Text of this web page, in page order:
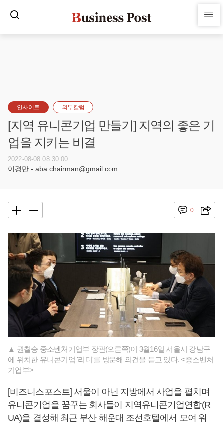
인사이트 외부칼럼
[지역 유니콘기업 만들기] 지역의 좋은 기
업을 지키는 비결
2022-08-08 08:30:00
이경만 - aba.chairman@gmail.com
0
▲ 권칠승 중소벤처기업부 장관(오른쪽)이 3월16일 서울시 강남구
에 위치한 유니콘기업 '리디'를 방문해 의견을 듣고 있다. <중소벤처
기업부>
[비즈니스포스트] 서울이 아닌 지방에서 사업을 펼치며
유니콘기업을 꿈꾸는 회사들이 지역유니콘기업연합(R
UA)을 결성해 최근 부산 해운대 조선호텔에서 모여 워